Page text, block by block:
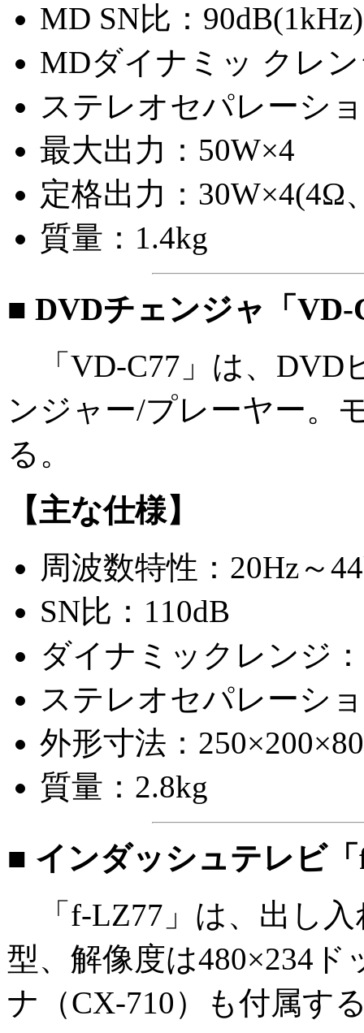
MD SN比：90dB(1kHz)
MDダイナミッ クレ
ステレオセパレーシ
最大出力：50W×4
定格出力：30W×4(4Ω
質量：1.4kg
■ DVDチェンジャ「VD-
「VD-C77」は、DVD
ンジャー/プレーヤー。
る。
【主な仕様】
周波数特性：20Hz～
SN比：110dB
ダイナミックレンジ
ステレオセパレーシ
外形寸法：
質量：2.8kg
■ インダッシュテレビ
「f-LZ77」は、出し入
型、解像度は480×234
ナ（CX-710）も付属す